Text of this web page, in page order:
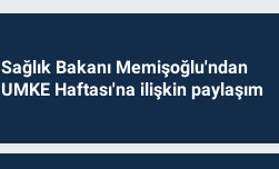
Sağlık Bakanı Memişoğlu'ndan
UMKE Haftası'na ilişkin paylaşım